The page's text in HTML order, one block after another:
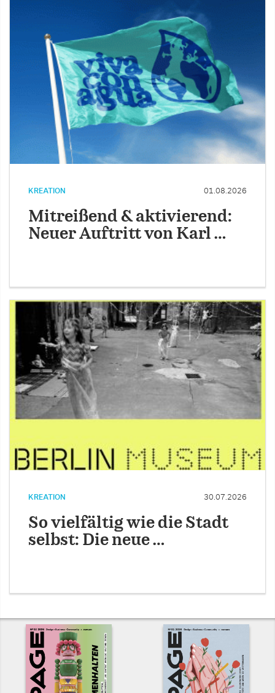
KREATION 01.08.2026
Mitreißend & aktivierend:
Neuer Auftritt von Karl …
KREATION 30.07.2026
So vielfältig wie die Stadt
selbst: Die neue …